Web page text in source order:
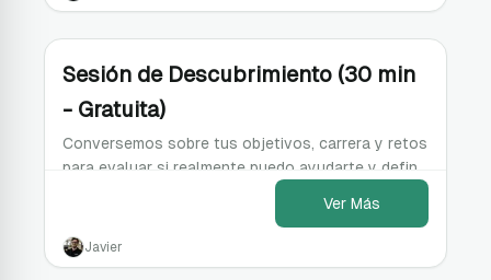
Sesión de Descubrimiento (30 min
- Gratuita)
Conversemos sobre tus objetivos, carrera y retos
para evaluar si realmente puedo ayudarte y definir
Ver Más
Javier